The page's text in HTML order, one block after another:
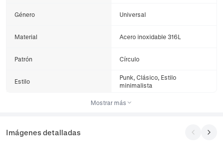
Género Universal
Material Acero inoxidable 316L
Patrón Círculo
Estilo
Punk, Clásico, Estilo
minimalista
Mostrar más
Imágenes detalladas